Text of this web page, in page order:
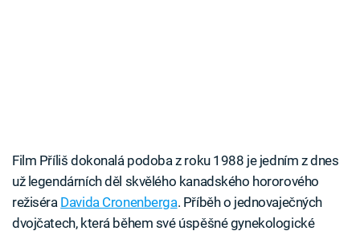
Film Příliš dokonalá podoba z roku 1988 je jedním z dnes
už legendárních děl skvělého kanadského hororového
režiséra Davida Cronenberga. Příběh o jednovaječných
dvojčatech, která během své úspěšné gynekologické